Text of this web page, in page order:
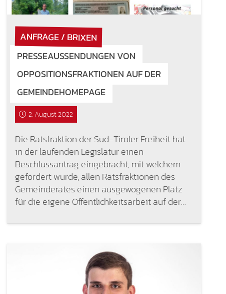
ANFRAGE / BRIXEN
PRESSEAUSSENDUNGEN VON
OPPOSITIONSFRAKTIONEN AUF DER
GEMEINDEHOMEPAGE
2. August 2022
Die Ratsfraktion der Süd-Tiroler Freiheit hat
in der laufenden Legislatur einen
Beschlussantrag eingebracht, mit welchem
gefordert wurde, allen Ratsfraktionen des
Gemeinderates einen ausgewogenen Platz
für die eigene Öffentlichkeitsarbeit auf der…